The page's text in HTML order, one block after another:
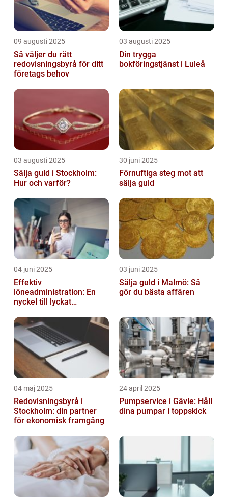
09 augusti 2025
Så väljer du rätt
redovisningsbyrå för ditt
företags behov
03 augusti 2025
Din trygga
bokföringstjänst i Luleå
03 augusti 2025
Sälja guld i Stockholm:
Hur och varför?
30 juni 2025
Förnuftiga steg mot att
sälja guld
04 juni 2025
Effektiv
löneadministration: En
nyckel till lyckat
03 juni 2025
Sälja guld i Malmö: Så
gör du bästa affären
04 maj 2025
Redovisningsbyrå i
Stockholm: din partner
för ekonomisk framgång
24 april 2025
Pumpservice i Gävle: Håll
dina pumpar i toppskick